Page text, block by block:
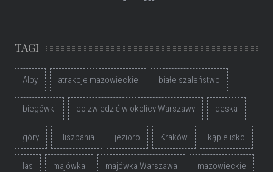
TAGI
Alpy atrakcje mazowieckie białe szaleństwo
biegówki co zwiedzić w okolicy Warszawy deska
góry Hiszpania jezioro Kraków kąpielisko
las majówka majówka Warszawa mazowieckie